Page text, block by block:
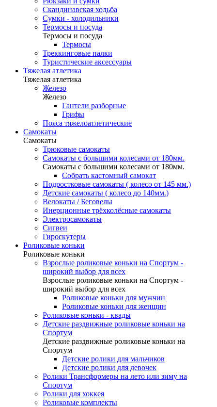
Скандинавская ходьба
Сумки - холодильники
Термосы и посуда
Термосы и посуда
Термосы
Треккинговые палки
Туристические аксессуары
Тяжелая атлетика
Тяжелая атлетика
Железо
Железо
Гантели разборные
Грифы
Пояса тяжелоатлетические
Самокаты
Самокаты
Трюковые самокаты
Самокаты с большими колесами от 180мм.
Самокаты с большими колесами от 180мм.
Собрать кастомный самокат
Подростковые самокаты ( колесо от 145 мм.)
Детские самокаты ( колесо до 140мм.)
Велокаты / Беговелы
Инерционные трёхколёсные самокаты
Электросамокаты
Сигвеи
Гироскутеры
Роликовые коньки
Роликовые коньки
Взрослые роликовые коньки на Спортум -
широкий выбор для всех
Взрослые роликовые коньки на Спортум -
широкий выбор для всех
Роликовые коньки для мужчин
Роликовые коньки для женщин
Роликовые коньки - квады
Детские раздвижные роликовые коньки на
Спортум
Детские раздвижные роликовые коньки на
Спортум
Детские ролики для мальчиков
Детские ролики для девочек
Ролики Трансформеры на лето или зиму на
Спортум
Ролики для хоккея
Роликовые комплекты